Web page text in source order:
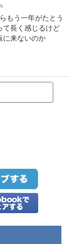
もう一年がたとう
て長く感じるけど
に来ないのか